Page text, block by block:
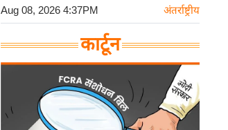
Aug 08, 2026 4:37PM अंतर्राष्ट्रीय
कार्टून